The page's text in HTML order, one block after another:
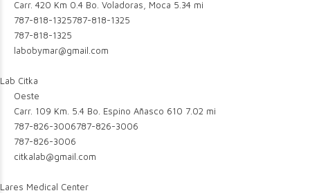
Carr. 420 Km 0.4 Bo. Voladoras, Moca 5.34 mi
787-818-1325787-818-1325
787-818-1325
labobymar@gmail.com
Lab Citka
Oeste
Carr. 109 Km. 5.4 Bo. Espino Añasco 610 7.02 mi
787-826-3006787-826-3006
787-826-3006
citkalab@gmail.com
Lares Medical Center